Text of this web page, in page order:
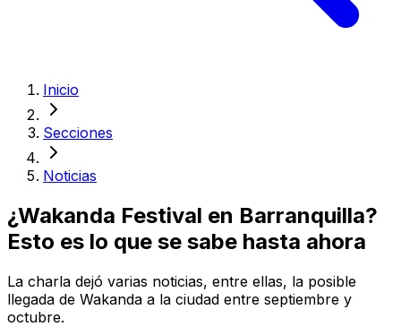
Inicio
Secciones
Noticias
¿Wakanda Festival en Barranquilla?
Esto es lo que se sabe hasta ahora
La charla dejó varias noticias, entre ellas, la posible
llegada de Wakanda a la ciudad entre septiembre y
octubre.